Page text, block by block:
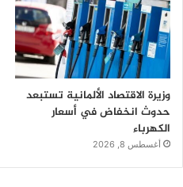
وزيرة الاقتصاد الألمانية تستبعد
حدوث انخفاض في أسعار
الكهرباء
أغسطس 8, 2026